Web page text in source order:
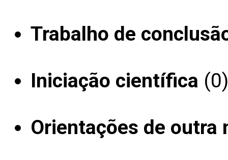
Trabalho de
Iniciação científica (0)
Orientações de outra